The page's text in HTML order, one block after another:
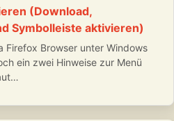
(Download,
Symbolleiste aktivieren)
Firefox Browser unter Windows
ein zwei Hinweise zur Menü